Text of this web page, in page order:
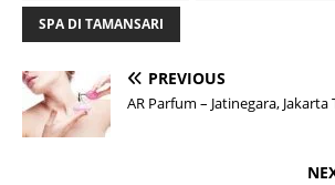
SPA DI TAMANSARI
PREVIOUS
AR Parfum – Jatinegara, Jakarta